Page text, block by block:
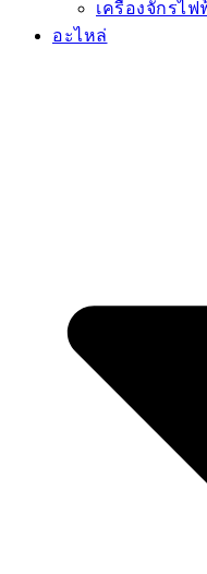
เครื่องจักรไฟ
อะไหล่